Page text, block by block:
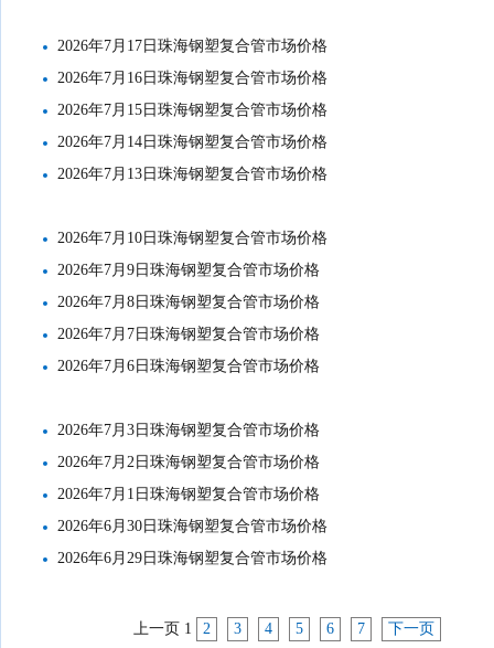
2026年7月17日珠海钢塑复合管市场价格
2026年7月16日珠海钢塑复合管市场价格
2026年7月15日珠海钢塑复合管市场价格
2026年7月14日珠海钢塑复合管市场价格
2026年7月13日珠海钢塑复合管市场价格
2026年7月10日珠海钢塑复合管市场价格
2026年7月9日珠海钢塑复合管市场价格
2026年7月8日珠海钢塑复合管市场价格
2026年7月7日珠海钢塑复合管市场价格
2026年7月6日珠海钢塑复合管市场价格
2026年7月3日珠海钢塑复合管市场价格
2026年7月2日珠海钢塑复合管市场价格
2026年7月1日珠海钢塑复合管市场价格
2026年6月30日珠海钢塑复合管市场价格
2026年6月29日珠海钢塑复合管市场价格
上一页 1 2 3 4 5 6 7 下一页